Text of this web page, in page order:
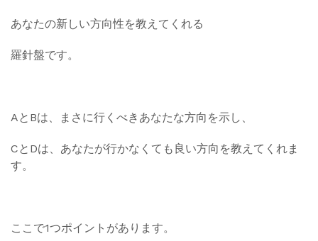
あなたの新しい方向性を教えてくれる
羅針盤です。
AとBは、まさに行くべきあなたな方向を示し、
CとDは、あなたが行かなくても良い方向を教えてくれま
す。
ここで1つポイントがあります。